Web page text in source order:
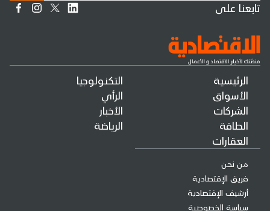
الرئيسية
الأسواق
الشركات
الطاقة
العقارات
التكنولوجيا
الرأي
الأخبار
الرياضة
من نحن
فريق الإقتصادية
أرشيف الإقتصادية
سياسة الخصوصية
تابعنا على